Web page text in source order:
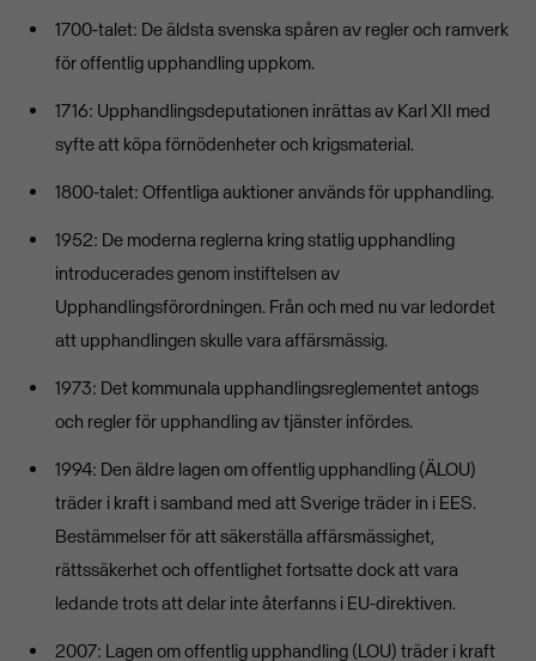
1700-talet: De äldsta svenska spåren av regler och ramverk
för offentlig upphandling uppkom.
1716: Upphandlingsdeputationen inrättas av Karl XII med
syfte att köpa förnödenheter och krigsmaterial.
1800-talet: Offentliga auktioner används för upphandling.
1952: De moderna reglerna kring statlig upphandling
introducerades genom instiftelsen av
Upphandlingsförordningen. Från och med nu var ledordet
att upphandlingen skulle vara affärsmässig.
1973: Det kommunala upphandlingsreglementet antogs
och regler för upphandling av tjänster infördes.
1994: Den äldre lagen om offentlig upphandling (ÄLOU)
träder i kraft i samband med att Sverige träder in i EES.
Bestämmelser för att säkerställa affärsmässighet,
rättssäkerhet och offentlighet fortsatte dock att vara
ledande trots att delar inte återfanns i EU-direktiven.
2007: Lagen om offentlig upphandling (LOU) träder i kraft